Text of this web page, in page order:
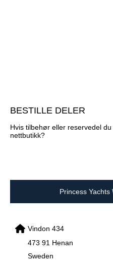
BESTILLE DELER
Hvis tilbehør eller reservedel
nettbutikk?
Princess Yachts
Vindon 434
473 91 Henan
Sweden